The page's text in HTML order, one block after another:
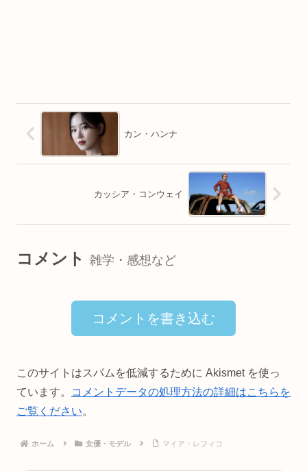
カン・ハンナ
カッシア・コンウェイ
コメント 雑学・感想など
コメントを書き込む
このサイトはスパムを低減するために Akismet を使っ
ています。
コメントデータの処理方法の詳細はこちらを
ご覧ください。
ホーム 女優・モデル マイア・レフィコ